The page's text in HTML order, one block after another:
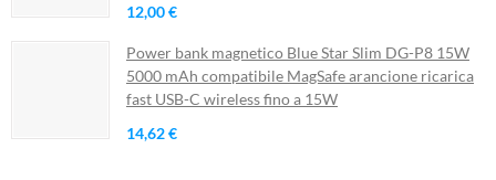
12,00 €
Power bank magnetico Blue Star Slim DG-P8 15W
5000 mAh compatibile MagSafe arancione ricarica
fast USB-C wireless fino a 15W
14,62 €